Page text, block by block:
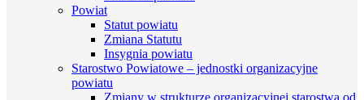
Powiat
Statut powiatu
Zmiana Statutu
Insygnia powiatu
Starostwo Powiatowe – jednostki organizacyjne
powiatu
Zmiany w strukturze organizacyjnej starostwa od